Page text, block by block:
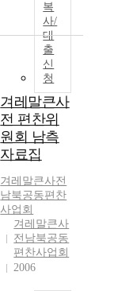
복
사/
대
출
신
청
겨레말큰사
전 편찬위
원회 남측
자료집
겨레말큰사전
남북공동편찬
사업회
겨레말큰사
전남북공동
편찬사업회
2006